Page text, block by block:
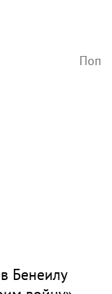
Поп
Бенеилу